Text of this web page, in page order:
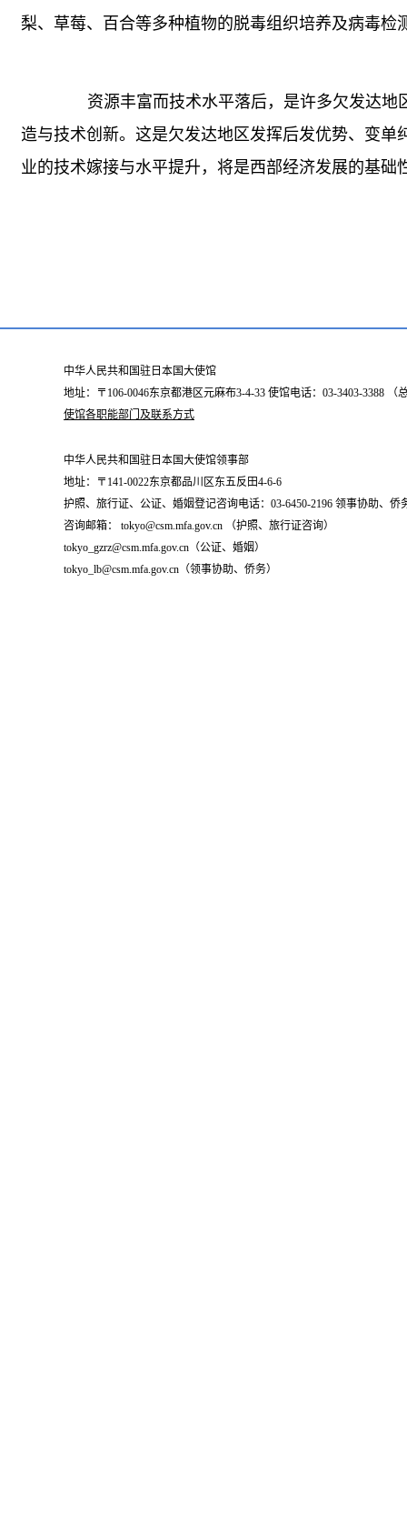
梨、草莓、百合等多种植物的脱毒组织培养及病毒
资源丰富而技术水平落后，是许多欠发达地
造与技术创新。这是欠发达地区发挥后发优势、变
业的技术嫁接与水平提升，将是西部经济发展的基础
中华人民共和国驻日本国大使馆
地址：〒106-0046东京都港区元麻布3-4-33 使馆电话：03-3403-3388 （
使馆各职能部门及联系方式
中华人民共和国驻日本国大使馆领事部
地址：〒141-0022东京都品川区东五反田4-6-6
护照、旅行证、公证、婚姻登记咨询电话：03-6450-2196 领事协助、侨
咨询邮箱： tokyo@csm.mfa.gov.cn （护照、旅行证咨询）
tokyo_gzrz@csm.mfa.gov.cn（公证、婚姻）
tokyo_lb@csm.mfa.gov.cn（领事协助、侨务）